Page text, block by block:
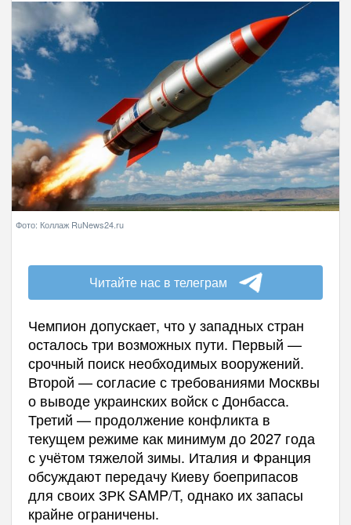
Фото: Коллаж RuNews24.ru
Читайте нас в телеграм
Чемпион допускает, что у западных стран
осталось три возможных пути. Первый —
срочный поиск необходимых вооружений.
Второй — согласие с требованиями Москвы
о выводе украинских войск с Донбасса.
Третий — продолжение конфликта в
текущем режиме как минимум до 2027 года
с учётом тяжелой зимы. Италия и Франция
обсуждают передачу Киеву боеприпасов
для своих ЗРК SAMP/T, однако их запасы
крайне ограничены.